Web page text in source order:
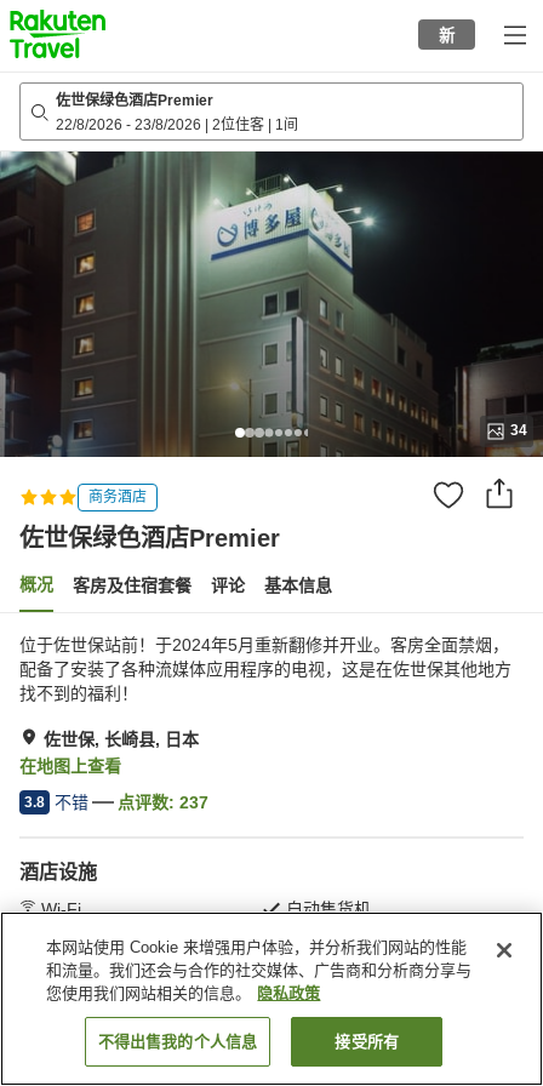
to
top
page
新
佐世保绿色酒店Premier
22/8/2026 - 23/8/2026 2位住客 1间
34
商务酒店
佐世保绿色酒店Premier
概况 客房及住宿套餐 评论 基本信息
位于佐世保站前！于2024年5月重新翻修并开业。客房全面禁烟，
配备了安装了各种流媒体应用程序的电视，这是在佐世保其他地方
找不到的福利！
佐世保, 长崎县, 日本
在地图上查看
3.8 不错 点评数: 237
酒店设施
Wi-Fi
自动售货机
首页 日本 长崎县 佐世保 佐世保绿色酒店Premier
搜索客房
本网站使用 Cookie 来增强用户体验，并分析我们网站的性能
和流量。我们还会与合作的社交媒体、广告商和分析商分享与
您使用我们网站相关的信息。
隐私政策
不得出售我的个人信息 接受所有